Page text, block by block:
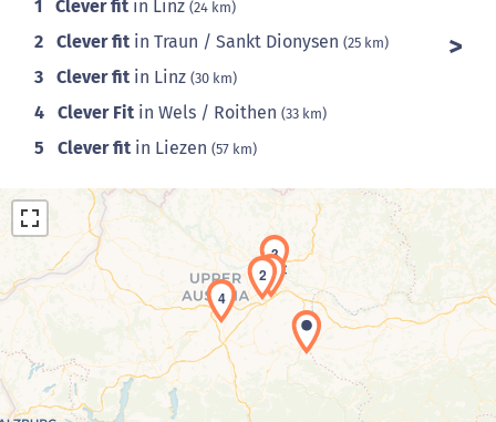
1 Clever fit in Linz (24 km)
2 Clever fit in Traun / Sankt Dionysen (25 km)
3 Clever fit in Linz (30 km)
4 Clever Fit in Wels / Roithen (33 km)
5 Clever fit in Liezen (57 km)
Laden der Karte...
1
2
3
4